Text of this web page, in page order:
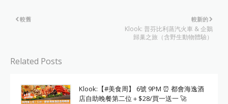
較新的
Klook: 普芬比利蒸汽火車 & 企鵝
歸巢之旅（含野生動物體驗）
較舊
Related Posts
Klook:【#美食周】 6號 9PM ⏰ 都會海逸酒
店自助晚餐第二位＋$28/買一送一 🚀